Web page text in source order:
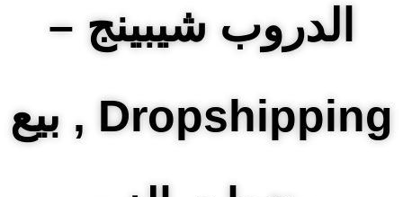
الدروب شيبينج –
Dropshipping , بيع